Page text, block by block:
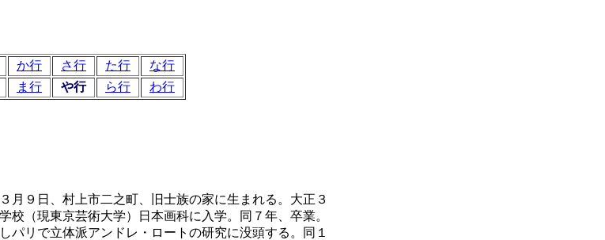
か行 さ行 た行
な行
ま行 や行 ら行 わ行
月９日、村上市二之町、旧士族の家に生まれる。大正３
校（現東京芸術大学）日本画科に入学。同７年、卒業。
パリで立体派アンドレ・ロートの研究に没頭する。同１